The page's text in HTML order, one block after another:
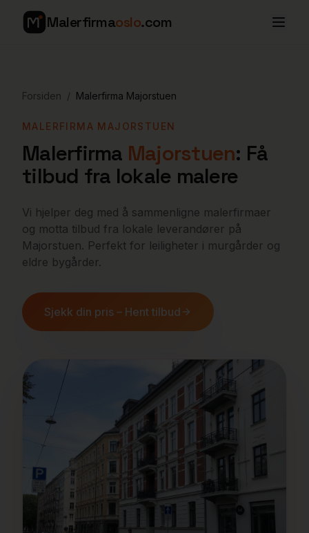
Malerfirmaoslo.com
Forsiden / Malerfirma Majorstuen
MALERFIRMA MAJORSTUEN
Malerfirma Majorstuen: Få
tilbud fra lokale malere
Vi hjelper deg med å sammenligne malerfirmaer
og motta tilbud fra lokale leverandører på
Majorstuen. Perfekt for leiligheter i murgårder og
eldre bygårder.
Sjekk din pris – Hent tilbud